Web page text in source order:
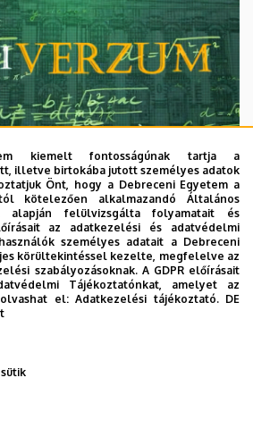
Debreceni Egyetem
kiemelt fontosságúnak tartja a
illetve birtokába jutott személyes adatok
Önt, hogy a Debreceni Egyetem a
kötelezően alkalmazandó Általános
alapján felülvizsgálta folyamatait és
az adatkezelési és adatvédelmi
személyes adatait a Debreceni
körültekintéssel kezelte, megfelelve az
szabályozásoknak. A GDPR előírásait
Tájékoztatónkat, amelyet az
el:Adatkezelési tájékoztató. DE